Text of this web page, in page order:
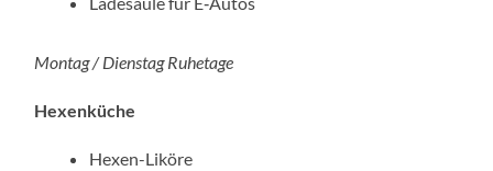
Montag / Dienstag Ruhetage
Hexenküche
Hexen-Liköre